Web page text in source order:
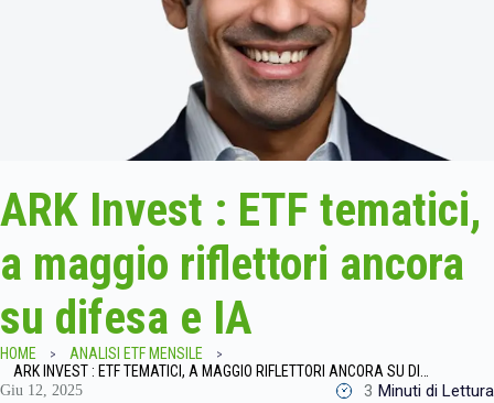
ARK Invest : ETF tematici,
a maggio riflettori ancora
su difesa e IA
HOME
ANALISI ETF MENSILE
ARK INVEST : ETF TEMATICI, A MAGGIO RIFLETTORI ANCORA SU DIFESA E IA
Giu 12, 2025 3 Minuti di Lettura